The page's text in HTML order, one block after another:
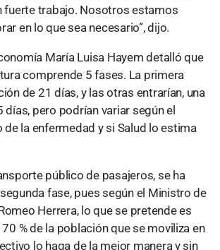
fuerte trabajo. Nosotros estamos
en lo que sea necesario”, dijo.
María Luisa Hayem detalló que
comprende 5 fases. La primera
de 21 días, y las otras entrarían, una
pero podrían variar según el
la enfermedad y si Salud lo estima
público de pasajeros, se ha
fase, pues según el Ministro de
Herrera, lo que se pretende es
% de la población que se moviliza en
lo haga de la mejor manera y sin